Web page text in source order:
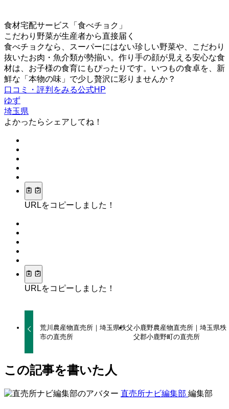
食材宅配サービス「食べチョク」
こだわり野菜が生産者から直接届く
食べチョクなら、スーパーにはない珍しい野菜や、こだわり
抜いたお肉・魚介類が勢揃い。作り手の顔が見える安心な食
材は、お子様の食育にもぴったりです。いつもの食卓を、新
鮮な「本物の味」で少し贅沢に彩りませんか？
口コミ・評判をみる公式HP
ゆず
埼玉県
よかったらシェアしてね！
URLをコピーしました！
URLをコピーしました！
荒川農産物直売所｜埼玉県秩父
市の直売所
小鹿野農産物直売所｜埼玉県秩
父郡小鹿野町の直売所
この記事を書いた人
直売所ナビ編集部 編集部